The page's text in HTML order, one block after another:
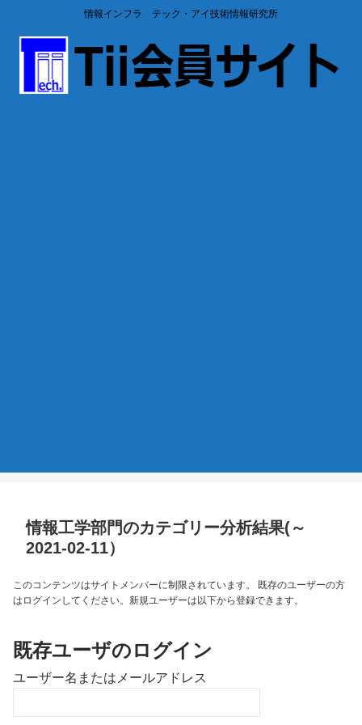
情報インフラ テック・アイ技術情報研究所
情報工学部門のカテゴリー分析結果(～
2021-02-11）
このコンテンツはサイトメンバーに制限されています。 既存のユーザーの方
はログインしてください。新規ユーザーは以下から登録できます。
既存ユーザのログイン
ユーザー名またはメールアドレス